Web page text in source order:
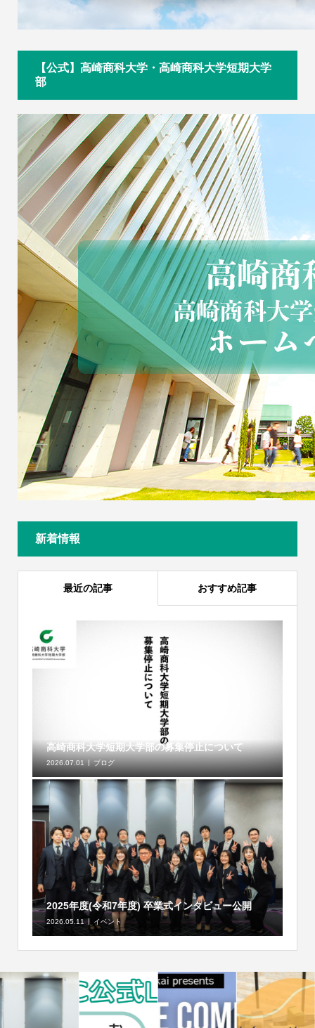
【公式】高崎商科大学・高崎商科大学短期大学
部
新着情報
最近の記事 おすすめ記事
高崎商科大学短期大学部の募集停止について
2026.07.01 ブログ
2025年度(令和7年度) 卒業式インタビュー公開
2026.05.11 イベント